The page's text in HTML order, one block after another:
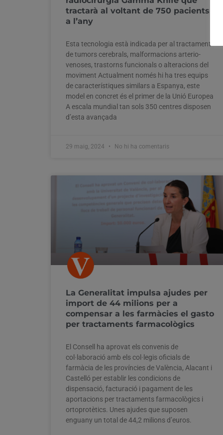
tractarà al voltant de 750 pacients
a l’any
Esta tecnologia està indicada per al tractament
de tumors cerebrals, malformacions arterio-
venoses, trastorns funcionals o alteracions del
moviment Actualment només hi ha tres equips
de característiques similars a Espanya, este
model en concret és el primer de la Unió Europea
A escala mundial tan sols 350 centres disposen
d’esta avançada
29 maig, 2024 No hi ha comentaris
La Generalitat impulsa ajudes per
import de 44 milions per a
compensar a les farmàcies el gasto
per tractaments farmacològics
El Consell ha aprovat els convenis de
col·laboració amb els col·legis oficials de
farmàcia de les províncies de València, Alacant i
Castelló per establir les condicions de
dispensació, facturació i pagament de les
aportacions per tractaments farmacològics i
ortoprotètics. Unes ajudes que suposen
enguany un total de 44,2 milions d’euros.